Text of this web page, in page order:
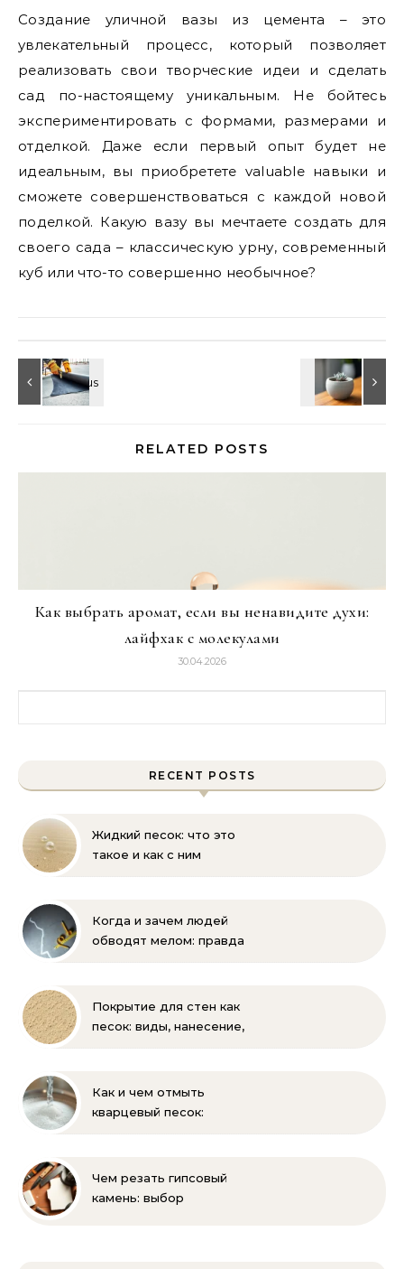
Создание уличной вазы из цемента – это
увлекательный процесс, который позволяет
реализовать свои творческие идеи и сделать
сад по-настоящему уникальным. Не бойтесь
экспериментировать с формами, размерами и
отделкой. Даже если первый опыт будет не
идеальным, вы приобретете valuable навыки и
сможете совершенствоваться с каждой новой
поделкой. Какую вазу вы мечтаете создать для
своего сада – классическую урну, современный
куб или что-то совершенно необычное?
RELATED POSTS
Как выбрать аромат, если вы ненавидите духи:
лайфхак с молекулами
30.04.2026
RECENT POSTS
Жидкий песок: что это
такое и как с ним
Когда и зачем людей
обводят мелом: правда
Покрытие для стен как
песок: виды, нанесение,
Как и чем отмыть
кварцевый песок:
Чем резать гипсовый
камень: выбор